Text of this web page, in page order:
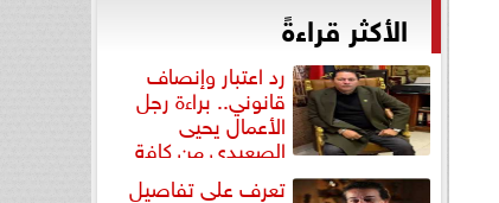
الأكثر قراءةً
رد اعتبار وإنصاف
قانوني.. براءة رجل
الأعمال يحيى
الصعيدي من كافة
التهم... تعرف على تفاصيل